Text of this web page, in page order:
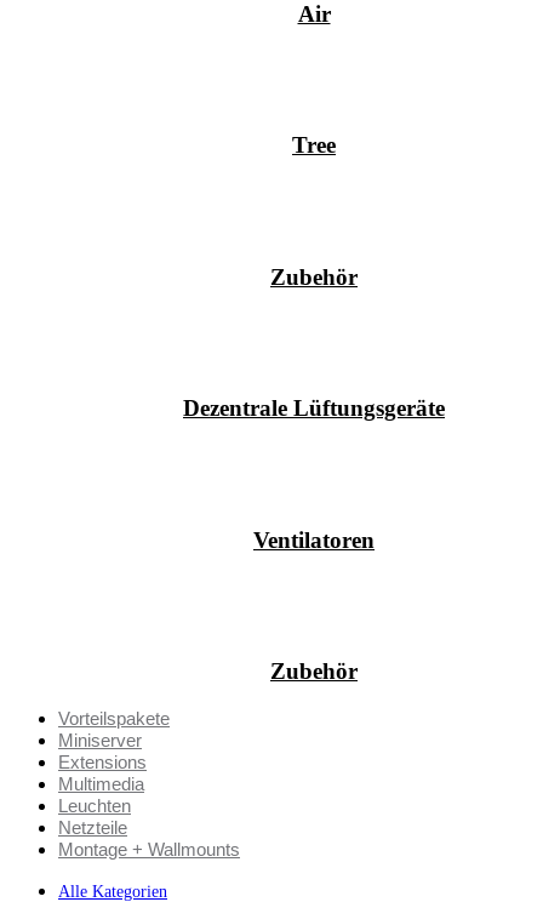
Air
Tree
Zubehör
Dezentrale Lüftungsgeräte
Ventilatoren
Zubehör
Vorteilspakete
Miniserver
Extensions
Multimedia
Leuchten
Netzteile
Montage + Wallmounts
Alle Kategorien